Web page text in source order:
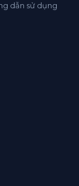
dẫn sử dụng